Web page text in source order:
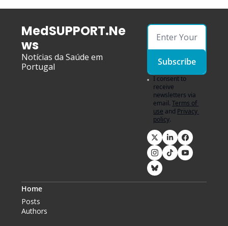
MedSUPPORT.Ne
ws
Notícias da Saúde em
Portugal
Subscribe
I consent to
receive
newsletters via
email. Terms of
use and Privacy
policy.
Home
Posts
Authors